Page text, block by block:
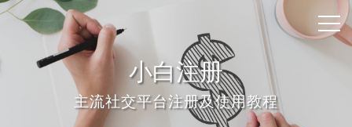
小白注册
主流社交平台注册及使用教程